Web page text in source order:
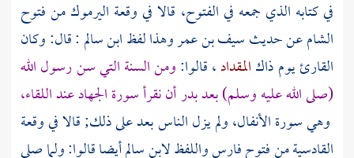
في كتابه الذي جمعه في الفتوح، قالا في وقعة اليرموكمن فتوح
الشامعن حديثسيف بن عمروهذا لفظابن سالم : قال: وكان
القارئ يوم ذاكالمقداد، قالوا:ومن السنة التي سن رسول الله
(صلى الله عليه وسلم) بعدبدرأن نقرأ سورة الجهاد عند اللقاء،
وهي سورة الأنفال، ولم يزل الناس بعد على ذلك; قالا في وقعة
القادسية من فتوحفارسواللفظلابن سالمأيضا قالوا: ولما صلى